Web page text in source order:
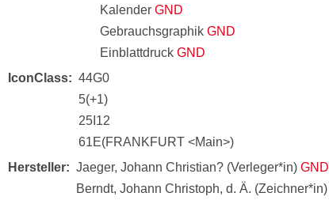
Kalender GND
Gebrauchsgraphik GND
Einblattdruck GND
IconClass
44G0
5(+1)
25I12
61E(FRANKFURT <Main>)
Hersteller
Jaeger, Johann Christian? (Verleger*in) GND
Berndt, Johann Christoph, d. Ä. (Zeichner*in)